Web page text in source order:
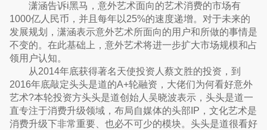
潇涵告诉i黑马，意外艺术面向的艺术消费的市场有
1000亿人民币，并且每年以25%的速度递增。对于未来的
发展规划，潇涵表示意外艺术所面向的用户和所做的事情是
不变的。在此基础上，意外艺术将进一步扩大市场规模和占
领用户认知。
从2014年底获得著名天使投资人蔡文胜的投资，到
2016年底敲定头头是道的A+轮融资，大佬们为何看好意外
艺术?本轮投资方头头是道创始人吴晓波表示，头头是道一
直专注于消费升级领域，布局自媒体的头部IP，文化艺术是
消费升级下非常重要、也必不可少的模块。头头是道很看好